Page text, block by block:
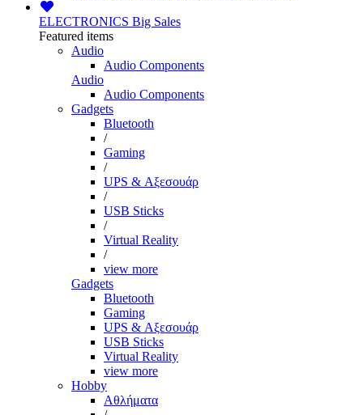
ELECTRONICS Big Sales
Featured items
Audio
Audio Components
Audio
Audio Components
Gadgets
Bluetooth
/
Gaming
/
UPS & Αξεσουάρ
/
USB Sticks
/
Virtual Reality
/
view more
Gadgets
Bluetooth
Gaming
UPS & Αξεσουάρ
USB Sticks
Virtual Reality
view more
Hobby
Αθλήματα